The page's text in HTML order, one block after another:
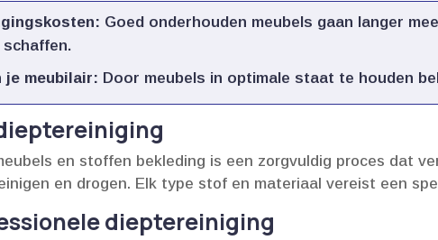
Goed onderhouden meubels gaan langer
je meubilair: Door meubels in optimale staat te houden
en stoffen bekleding is een zorgvuldig proces dat
en drogen.​ Elk type stof en materiaal vereist een
dieptereiniging